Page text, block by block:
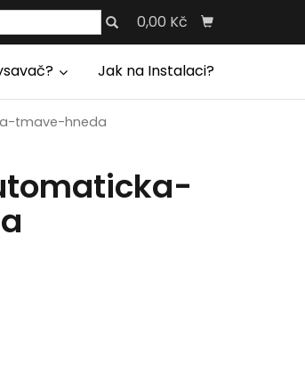
0,00 Kč
Jak na Instalaci?
tmave-hneda